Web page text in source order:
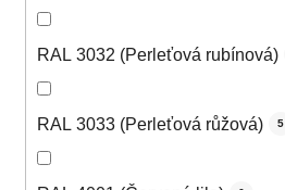
RAL 3032 (Perleťová rubínová)
RAL 3033 (Perleťová růžová) 5